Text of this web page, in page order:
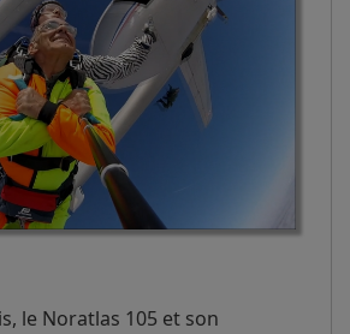
le Noratlas 105 et son